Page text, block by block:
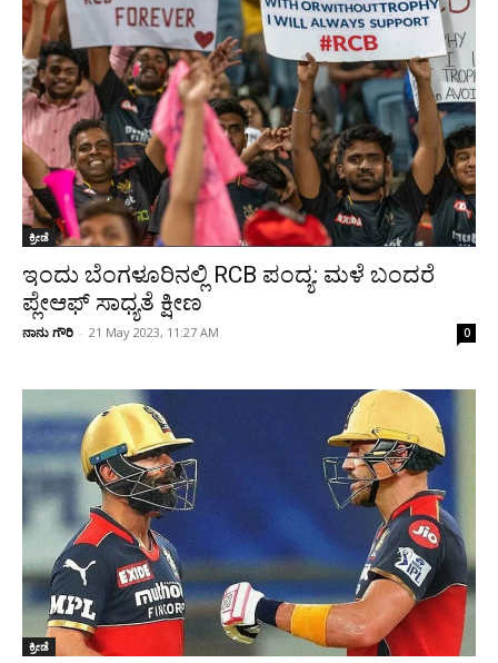
ಕ್ರೀಡೆ
ಇಂದು ಬೆಂಗಳೂರಿನಲ್ಲಿ RCB ಪಂದ್ಯ: ಮಳೆ ಬಂದರೆ
ಪ್ಲೇಆಫ್ ಸಾಧ್ಯತೆ ಕ್ಷೀಣ
ನಾನು ಗೌರಿ - 21 May 2023, 11:27 AM 0
ಕ್ರೀಡೆ